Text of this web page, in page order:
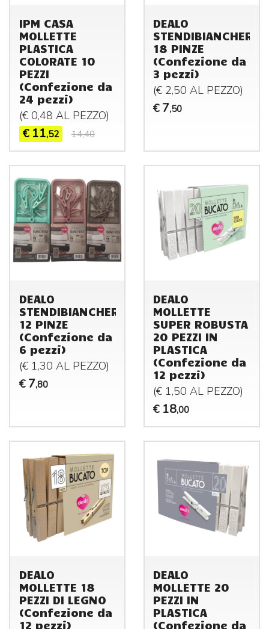
IPM CASA
MOLLETTE
PLASTICA
COLORATE 10
PEZZI
(Confezione da
24 pezzi)
(€ 0,48 AL PEZZO)
€ 11,52 14,40
DEALO
STENDIBIANCHERIA
18 PINZE
(Confezione da
3 pezzi)
(€ 2,50 AL PEZZO)
€ 7,50
DEALO
STENDIBIANCHERIA
12 PINZE
(Confezione da
6 pezzi)
(€ 1,30 AL PEZZO)
€ 7,80
DEALO
MOLLETTE
SUPER ROBUSTA
20 PEZZI IN
PLASTICA
(Confezione da
12 pezzi)
(€ 1,50 AL PEZZO)
€ 18,00
DEALO
MOLLETTE 18
PEZZI DI LEGNO
(Confezione da
12 pezzi)
DEALO
MOLLETTE 20
PEZZI IN
PLASTICA
(Confezione da